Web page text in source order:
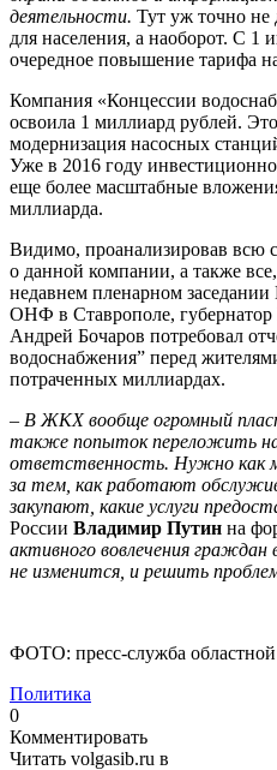
деятельности. Тут уж точно не
для населения, а наоборот. С 1
очередное повышение тарифа
Компания «Концессии
освоила 1 миллиард рублей.
модернизация насосных
Уже в 2016 году
еще более масштабные
миллиарда.
Видимо, проанализировав
о данной компании, а также
недавнем пленарном
ОНФ в Ставрополе, губернатор
Андрей Бочаров потребовал
водоснабжения” перед
потраченных миллиардах.
– В ЖКХ вообще огромный
также попыток переложить на
ответственность. Нужно как
за тем, как работают
закупают, какие услуги
России Владимир Путин на
активного вовлечения граждан
не изменится, и решить
ФОТО: пресс-служба
Политика
0
Комментировать
Читать volgasib.ru в